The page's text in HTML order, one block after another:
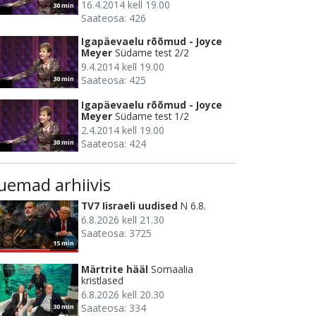
30 min
16.4.2014 kell 19.00
Saateosa: 426
30 min
Igapäevaelu rõõmud - Joyce
Meyer Südame test 2/2
9.4.2014 kell 19.00
Saateosa: 425
30 min
Igapäevaelu rõõmud - Joyce
Meyer Südame test 1/2
2.4.2014 kell 19.00
Saateosa: 424
arhiivis
15 min
TV7 Iisraeli uudised N 6.8.
6.8.2026 kell 21.30
Saateosa: 3725
30 min
Märtrite hääl Somaalia
kristlased
6.8.2026 kell 20.30
Saateosa: 334